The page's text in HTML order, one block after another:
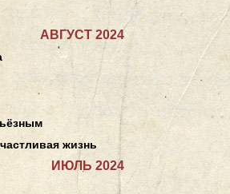
АВГУСТ 2024
жизнь
ИЮЛЬ 2024